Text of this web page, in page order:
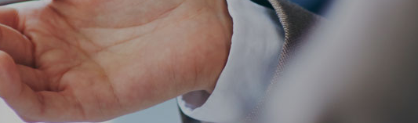
SSO 통합인증
모바일 간편인증
공지사항
기술노트
상담문의